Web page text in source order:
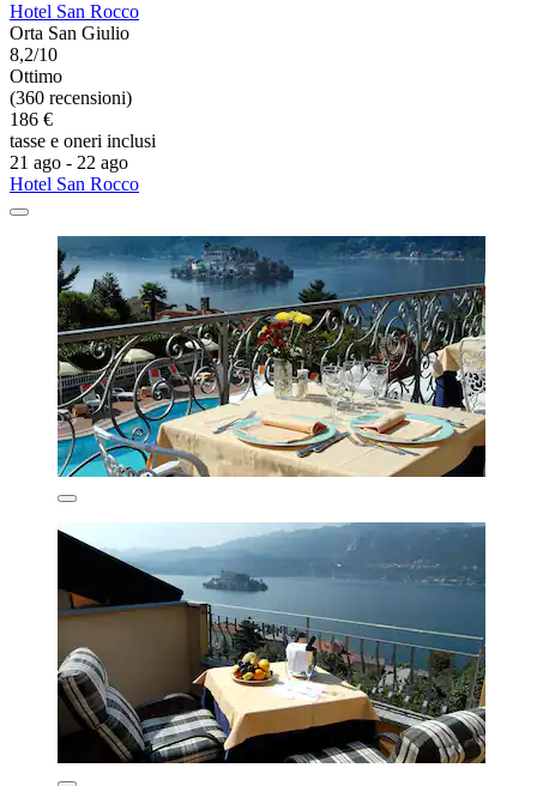
Hotel San Rocco
Orta San Giulio
8,2/10
Ottimo
(360 recensioni)
186 €
tasse e oneri inclusi
21 ago - 22 ago
Hotel San Rocco